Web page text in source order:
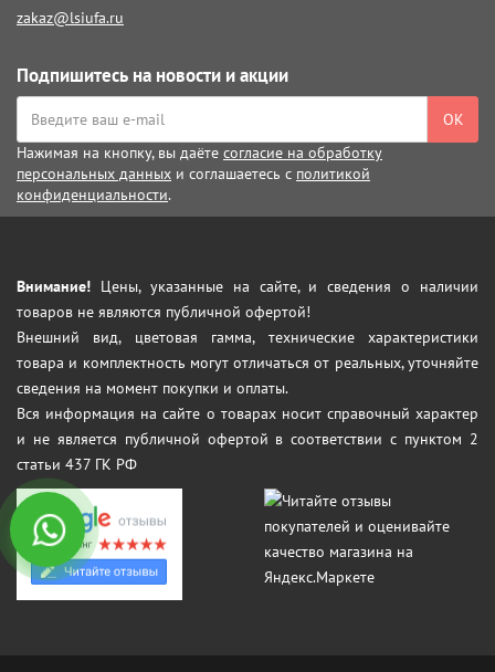
zakaz@lsiufa.ru
Подпишитесь на новости и акции
ОК
Нажимая на кнопку, вы даёте согласие на обработку
персональных данных и соглашаетесь с политикой
конфиденциальности.
Внимание! Цены, указанные на сайте, и сведения о наличии
товаров не являются публичной офертой!
Внешний вид, цветовая гамма, технические характеристики
товара и комплектность могут отличаться от реальных, уточняйте
сведения на момент покупки и оплаты.
Вся информация на сайте о товарах носит справочный характер
и не является публичной офертой в соответствии с пунктом 2
статьи 437 ГК РФ